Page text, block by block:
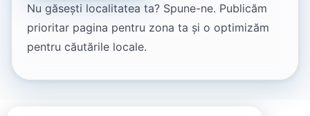
Nu găsești localitatea ta? Spune-ne. Publicăm
prioritar pagina pentru zona ta și o optimizăm
pentru căutările locale.